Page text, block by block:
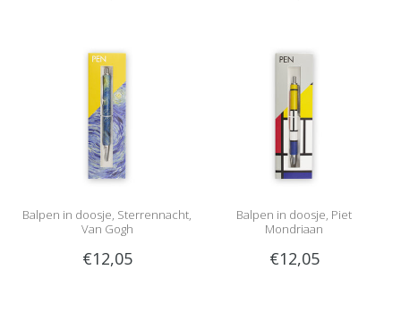
Balpen in doosje, Sterrennacht,
Van Gogh
€12,05
Balpen in doosje, Piet
Mondriaan
€12,05